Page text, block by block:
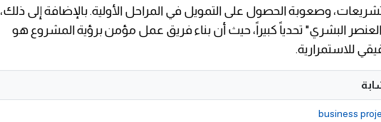
وصعوبة الحصول على التمويل في المراحل الأولية. بالإضافة إلى ذلك،
العنصر البشري" تحدياً كبيراً، حيث أن بناء فريق عمل مؤمن برؤية المشروع هو
للاستمرارية.
business